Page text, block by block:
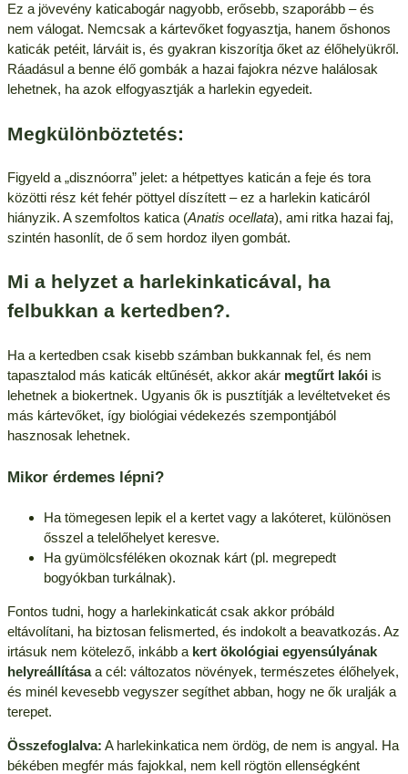
Ez a jövevény katicabogár nagyobb, erősebb, szaporább – és
nem válogat. Nemcsak a kártevőket fogyasztja, hanem őshonos
katicák petéit, lárváit is, és gyakran kiszorítja őket az élőhelyükről.
Ráadásul a benne élő gombák a hazai fajokra nézve halálosak
lehetnek, ha azok elfogyasztják a harlekin egyedeit.
Megkülönböztetés:
Figyeld a „disznóorra” jelet: a hétpettyes katicán a feje és tora
közötti rész két fehér pöttyel díszített – ez a harlekin katicáról
hiányzik. A szemfoltos katica (Anatis ocellata), ami ritka hazai faj,
szintén hasonlít, de ő sem hordoz ilyen gombát.
Mi a helyzet a harlekinkaticával, ha
felbukkan a kertedben?.
Ha a kertedben csak kisebb számban bukkannak fel, és nem
tapasztalod más katicák eltűnését, akkor akár megtűrt lakóiis
lehetnek a biokertnek. Ugyanis ők is pusztítják a levéltetveket és
más kártevőket, így biológiai védekezés szempontjából
hasznosak lehetnek.
Mikor érdemes lépni?
Ha tömegesen lepik el a kertet vagy a lakóteret, különösen
ősszel a telelőhelyet keresve.
Ha gyümölcsféléken okoznak kárt (pl. megrepedt
bogyókban turkálnak).
Fontos tudni, hogy a harlekinkaticát csak akkor próbáld
eltávolítani, ha biztosan felismerted, és indokolt a beavatkozás. Az
irtásuk nem kötelező, inkább a kert ökológiai egyensúlyának
helyreállításaa cél: változatos növények, természetes élőhelyek,
és minél kevesebb vegyszer segíthet abban, hogy ne ők uralják a
terepet.
Összefoglalva: A harlekinkatica nem ördög, de nem is angyal. Ha
békében megfér más fajokkal, nem kell rögtön ellenségként